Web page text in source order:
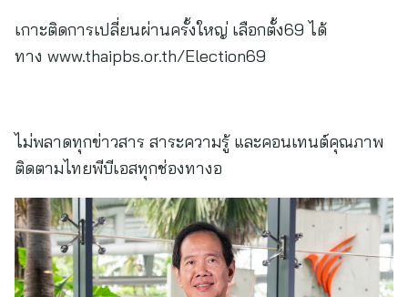
ติดตามไทยพีบีเอสทุกช่องทางอ